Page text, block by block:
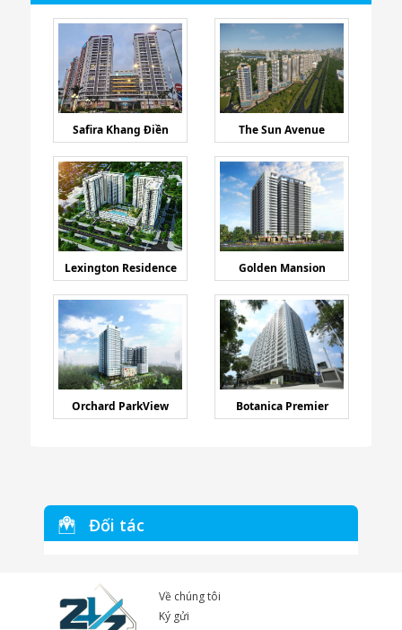
Safira Khang Điền The Sun Avenue
Lexington Residence Golden Mansion
Orchard ParkView Botanica Premier
Đối tác
Về chúng tôi
Ký gửi